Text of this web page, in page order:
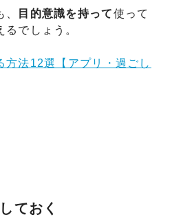
目的意識を持って使って
でしょう。
方法12選【アプリ・過ごし
ておく